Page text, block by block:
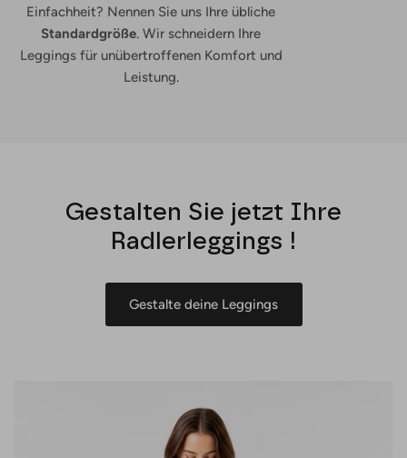
Einfachheit? Nennen Sie uns Ihre übliche
Standardgröße. Wir schneidern Ihre
Leggings für unübertroffenen Komfort und
Leistung.
Gestalten Sie jetzt Ihre
Radlerleggings !
Gestalte deine Leggings